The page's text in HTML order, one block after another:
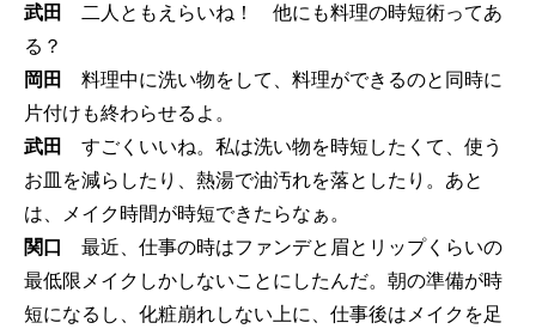
武田
二人ともえらいね！ 他にも料理の時短術ってあ
る？
岡田 料理中に洗い物をして、料理ができるのと同時に
片付けも終わらせるよ。
武田 すごくいいね。私は洗い物を時短したくて、使う
お皿を減らしたり、熱湯で油汚れを落としたり。あと
は、メイク時間が時短できたらなぁ。
関口 最近、仕事の時はファンデと眉とリップくらいの
最低限メイクしかしないことにしたんだ。朝の準備が時
短になるし、化粧崩れしない上に、仕事後はメイクを足